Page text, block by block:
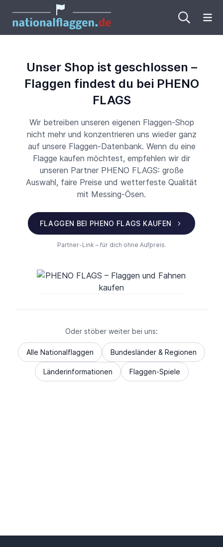
Unser Shop ist geschlossen –
Flaggen findest du bei PHENO
FLAGS
Wir betreiben unseren eigenen Flaggen-Shop
nicht mehr und konzentrieren uns wieder ganz
auf unsere Flaggen-Datenbank. Wenn du eine
Flagge kaufen möchtest, empfehlen wir dir
unseren Partner PHENO FLAGS: große
Auswahl, faire Preise und wetterfeste Qualität
mit Messing-Ösen.
FLAGGEN BEI PHENO FLAGS KAUFEN
Partner-Link – für dich ohne Aufpreis.
Oder stöber weiter bei uns:
Alle Nationalflaggen Bundesländer & Regionen
Länderinformationen Flaggen-Spiele